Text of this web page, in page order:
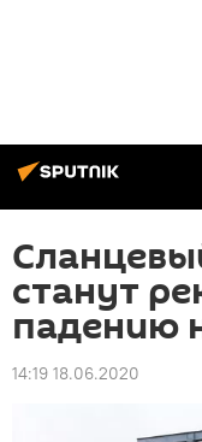
станут
падению
14:19 18.06.2020